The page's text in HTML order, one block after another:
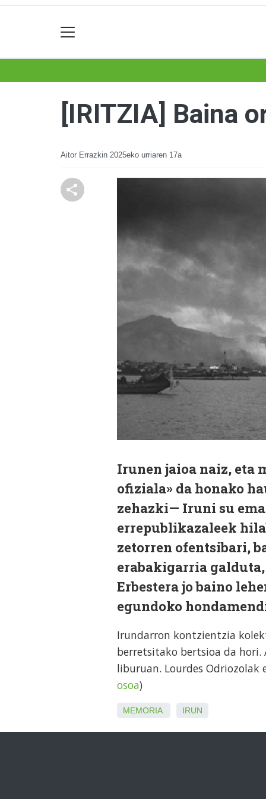
[IRITZIA] Baina
Aitor Errazkin 2025eko urriaren 17a
Irunen jaioa naiz, eta
ofiziala» da honako
zehazki— Iruni su
errepublikazaleek
zetorren ofentsibari,
erabakigarria
Erbestera jo baino
egundoko
Irundarron kontzientzia
berretsitako bertsioa da hori.
liburuan. Lourdes Odriozolak
osoa)
MEMORIA IRUN